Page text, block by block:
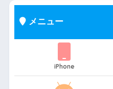
メニュー
iPhone